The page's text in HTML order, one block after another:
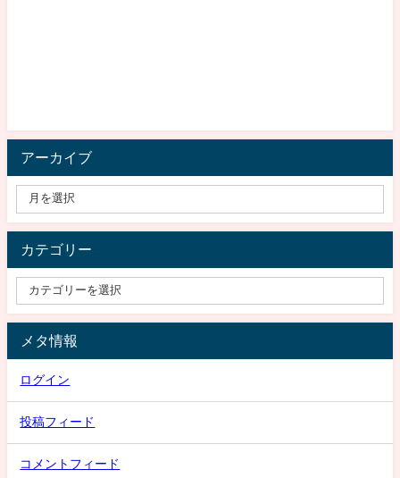
アーカイブ
カテゴリー
メタ情報
ログイン
投稿フィード
コメントフィード